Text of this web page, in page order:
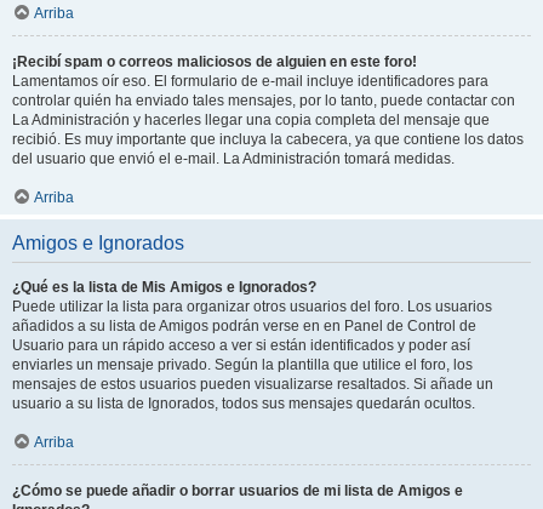
Arriba
¡Recibí spam o correos maliciosos de alguien en este foro!
Lamentamos oír eso. El formulario de e-mail incluye identificadores para
controlar quién ha enviado tales mensajes, por lo tanto, puede contactar con
La Administración y hacerles llegar una copia completa del mensaje que
recibió. Es muy importante que incluya la cabecera, ya que contiene los datos
del usuario que envió el e-mail. La Administración tomará medidas.
Arriba
Amigos e Ignorados
¿Qué es la lista de Mis Amigos e Ignorados?
Puede utilizar la lista para organizar otros usuarios del foro. Los usuarios
añadidos a su lista de Amigos podrán verse en en Panel de Control de
Usuario para un rápido acceso a ver si están identificados y poder así
enviarles un mensaje privado. Según la plantilla que utilice el foro, los
mensajes de estos usuarios pueden visualizarse resaltados. Si añade un
usuario a su lista de Ignorados, todos sus mensajes quedarán ocultos.
Arriba
¿Cómo se puede añadir o borrar usuarios de mi lista de Amigos e